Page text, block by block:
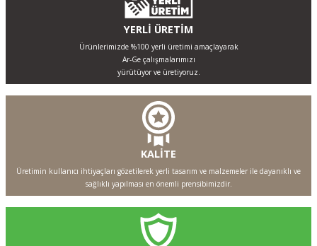
YERLİ ÜRETİM
Ürünlerimizde %100 yerli üretimi amaçlayarak
Ar-Ge çalışmalarımızı
yürütüyor ve üretiyoruz.
KALİTE
Üretimin kullanıcı ihtiyaçları gözetilerek yerli tasarım ve malzemeler ile dayanıklı ve
sağlıklı yapılması en önemli prensibimizdir.